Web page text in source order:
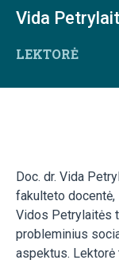
Vida
LEKTORĖ
Doc. dr. Vida
fakulteto
Vidos Petrylaitės
probleminius
aspektus.